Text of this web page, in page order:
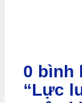
0 bình
“Lực